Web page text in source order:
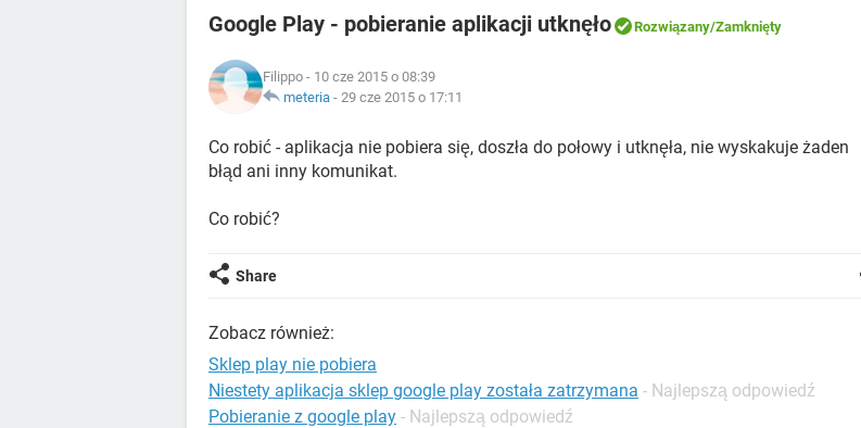
Google Play - pobieranie aplikacji utknęło Rozwiązany/Zamknięty
Filippo - 10 cze 2015 o 08:39
meteria - 29 cze 2015 o 17:11
Co robić - aplikacja nie pobiera się, doszła do połowy i utknęła, nie wyskakuje żaden
błąd ani inny komunikat.
Co robić?
Share
Zobacz również:
Sklep play nie pobiera
Niestety aplikacja sklep google play została zatrzymana - Najlepszą odpowiedź
Pobieranie z google play - Najlepszą odpowiedź